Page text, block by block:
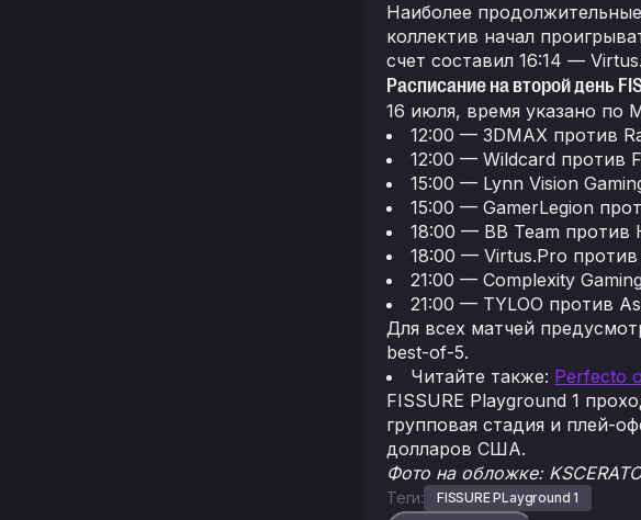
Наиболее
коллектив начал
счет составил 16:14 —
Расписание на второй день
16 июля, время указано по
12:00 — 3DMAX против
12:00 — Wildcard против
15:00 — Lynn Vision
15:00 — GamerLegion
18:00 — BB Team против
18:00 — Virtus.Pro против
21:00 — Complexity
21:00 — TYLOO против
Для всех матчей
best-of-5.
Читайте также: Perfecto
FISSURE Playground 1
групповая стадия и плей-
долларов США.
Фото на обложке:
Теги: FISSURE PLayground 1